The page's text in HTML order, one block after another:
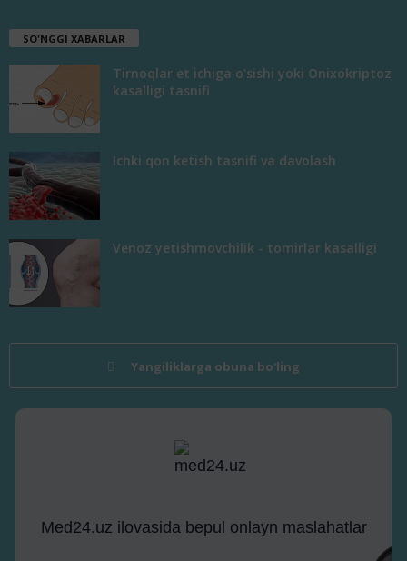
SO'NGGI XABARLAR
Tirnoqlar et ichiga o'sishi yoki Onixokriptoz
kasalligi tasnifi
Ichki qon ketish tasnifi va davolash
Venoz yetishmovchilik - tomirlar kasalligi
Yangiliklarga obuna bo'ling
Med24.uz ilovasida bepul onlayn maslahatlar